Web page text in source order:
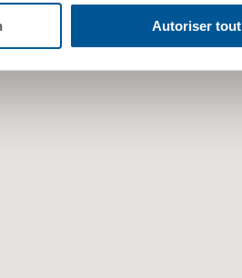
Autoriser tout